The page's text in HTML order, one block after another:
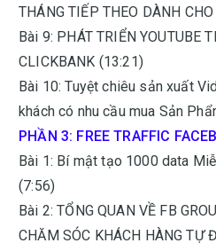
THÁNG TIẾP THEO DÀNH
Bài 9: PHÁT TRIỂN YOUTUBE
CLICKBANK (13:21)
Bài 10: Tuyệt chiêu sản xuất
khách có nhu cầu mua Sản
PHẦN 3: FREE TRAFFIC
Bài 1: Bí mật tạo 1000 data
(7:56)
Bài 2: TỔNG QUAN VỀ FB
CHĂM SÓC KHÁCH HÀNG TỰ